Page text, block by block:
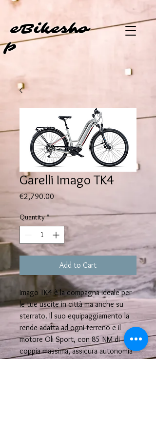
eBikesho
p
Garelli Imago TK4
€2,790.00 Price
Quantity *
Add to Cart
Imago TK4 è la compagna ideale per
le tue uscite in città ma anche su
sterrato. Il suo equipaggiamento la
rende adatta ad ogni terreno e il
motore Oli Sport, con 85 NM di
coppia massima, assicura autonomia